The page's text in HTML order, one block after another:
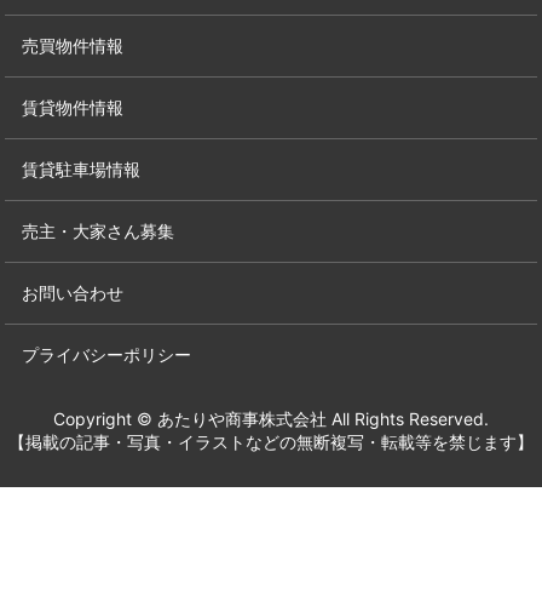
売買物件情報
賃貸物件情報
賃貸駐車場情報
売主・大家さん募集
お問い合わせ
プライバシーポリシー
Copyright © あたりや商事株式会社 All Rights Reserved.
【掲載の記事・写真・イラストなどの無断複写・転載等を禁じます】